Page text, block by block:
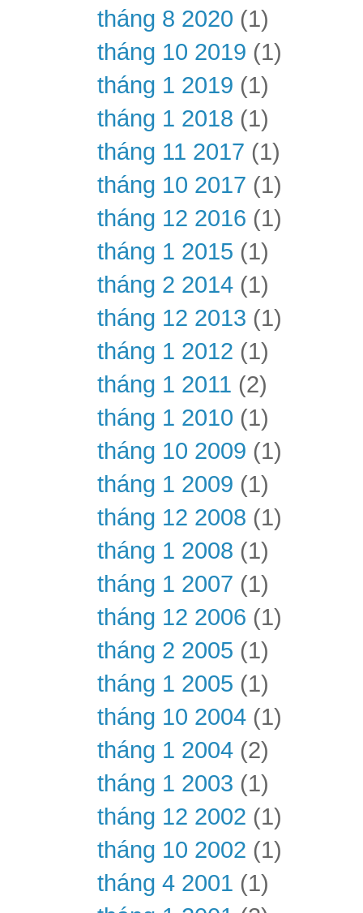
tháng 8 2020 (1)
tháng 10 2019 (1)
tháng 1 2019 (1)
tháng 1 2018 (1)
tháng 11 2017 (1)
tháng 10 2017 (1)
tháng 12 2016 (1)
tháng 1 2015 (1)
tháng 2 2014 (1)
tháng 12 2013 (1)
tháng 1 2012 (1)
tháng 1 2011 (2)
tháng 1 2010 (1)
tháng 10 2009 (1)
tháng 1 2009 (1)
tháng 12 2008 (1)
tháng 1 2008 (1)
tháng 1 2007 (1)
tháng 12 2006 (1)
tháng 2 2005 (1)
tháng 1 2005 (1)
tháng 10 2004 (1)
tháng 1 2004 (2)
tháng 1 2003 (1)
tháng 12 2002 (1)
tháng 10 2002 (1)
tháng 4 2001 (1)